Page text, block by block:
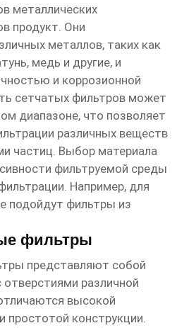
металлических
продукт. Они
металлов, таких как
медь и другие, и
и коррозионной
сетчатых фильтров может
диапазоне, что позволяет
различных веществ
частиц. Выбор материала
фильтруемой среды
Например, для
подойдут фильтры из
фильтры
представляют собой
различной
высокой
простотой конструкции.